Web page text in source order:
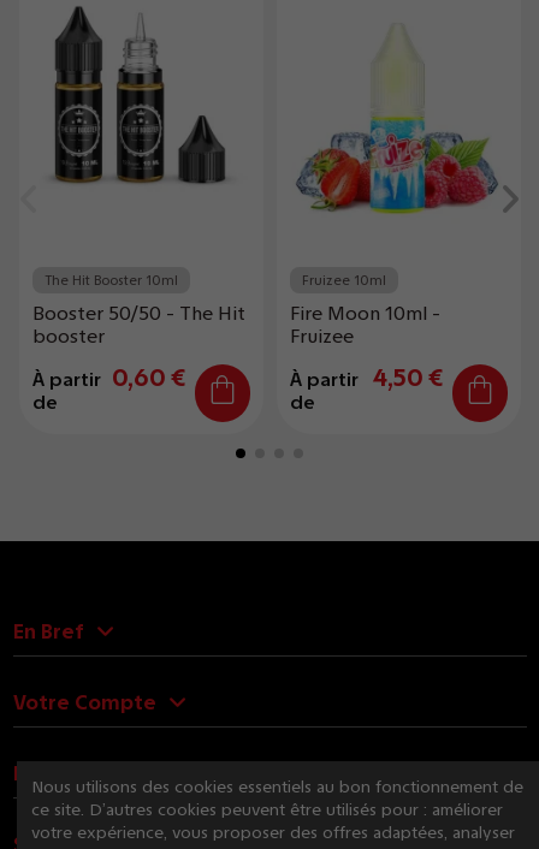
The Hit Booster 10ml
Booster 50/50 - The Hit
booster
À partir
de
0,60 €
Fruizee 10ml
Fire Moon 10ml -
Fruizee
À partir
de
4,50 €
En Bref
Votre Compte
Nous Contacter
Nous utilisons des cookies essentiels au bon fonctionnement de
ce site. D’autres cookies peuvent être utilisés pour : améliorer
votre expérience, vous proposer des offres adaptées, analyser